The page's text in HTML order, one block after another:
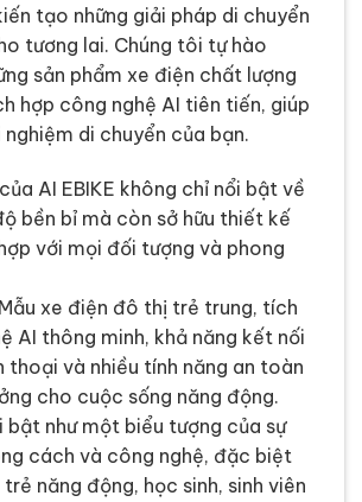
tạo những giải pháp di chuyển
tương lai. Chúng tôi tự hào
sản phẩm xe điện chất lượng
hợp công nghệ AI tiên tiến, giúp
di chuyển của bạn.
AI EBIKE không chỉ nổi bật về
bền bỉ mà còn sở hữu thiết kế
với mọi đối tượng và phong
xe điện đô thị trẻ trung, tích
AI thông minh, khả năng kết nối
thoại và nhiều tính năng an toàn
cho cuộc sống năng động.
bật như một biểu tượng của sự
cách và công nghệ, đặc biệt
năng động, học sinh, sinh viên